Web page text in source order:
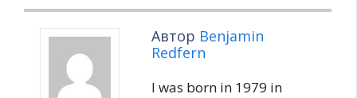
Автор Benjamin
Redfern
I was born in 1979 in